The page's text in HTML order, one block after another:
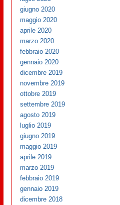
giugno 2020
maggio 2020
aprile 2020
marzo 2020
febbraio 2020
gennaio 2020
dicembre 2019
novembre 2019
ottobre 2019
settembre 2019
agosto 2019
luglio 2019
giugno 2019
maggio 2019
aprile 2019
marzo 2019
febbraio 2019
gennaio 2019
dicembre 2018